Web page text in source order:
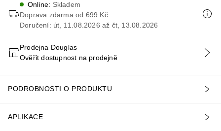
Online: Skladem
Doprava zdarma od 699 Kč
Doručení: út, 11.08.2026 až čt, 13.08.2026
PŘIDAT DO KOŠÍKU
Prodejna Douglas
Ověřit dostupnost na prodejně
PODROBNOSTI O PRODUKTU
APLIKACE